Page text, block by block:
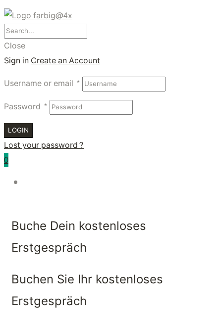
Close
Sign inCreate an Account
Username or email *
Password *
LOGIN
Lost your password?
0
Buche Dein kostenloses
Erstgespräch
Buchen Sie Ihr kostenloses
Erstgespräch